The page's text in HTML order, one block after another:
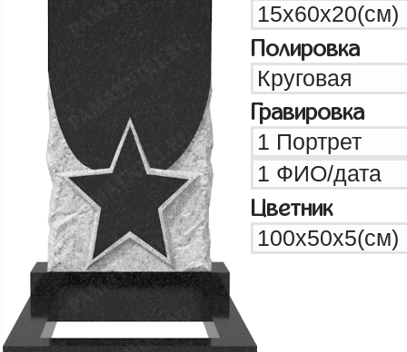
Полировка
Гравировка
Цветник